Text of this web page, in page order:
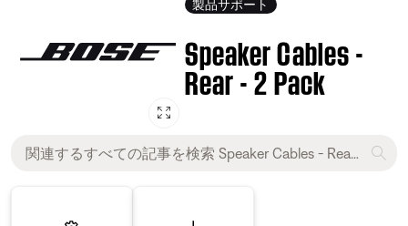
製品サポート
Speaker Cables -
Rear - 2 Pack